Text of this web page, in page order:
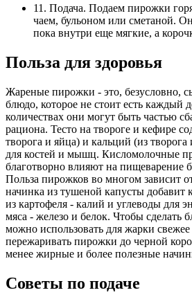
11. Подача. Подаем пирожки
чаем, бульоном или сметаной.
пока внутри еще мягкие, а
Польза для здоровья
Жареные пирожки - это, безусловно,
блюдо, которое не стоит есть каждый
количествах они могут быть частью
рациона. Тесто на твороге и кефире
творога и яйца) и кальций (из
для костей и мышц. Кисломолочные
благотворно влияют на пищеварение
Польза пирожков во многом зависит
начинка из тушеной капусты добавит
из картофеля - калий и углеводы для
мяса - железо и белок. Чтобы сделать
можно использовать для жарки
пережаривать пирожки до черной
менее жирные и более полезные
Советы по подаче